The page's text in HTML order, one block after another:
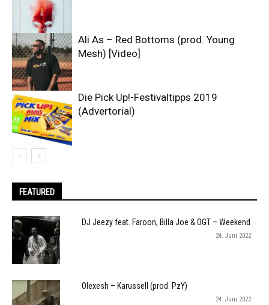
Ali As – Red Bottoms (prod. Young
Mesh) [Video]
Die Pick Up!-Festivaltipps 2019
(Advertorial)
FEATURED
DJ Jeezy feat. Faroon, Billa Joe & OGT – Weekend
24. Juni 2022
Olexesh – Karussell (prod. PzY)
24. Juni 2022